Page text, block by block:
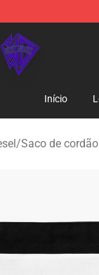
Início
/Saco de